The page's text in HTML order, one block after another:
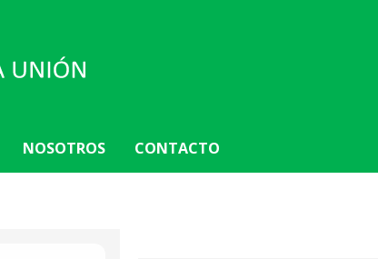
NOSOTROS CONTACTO